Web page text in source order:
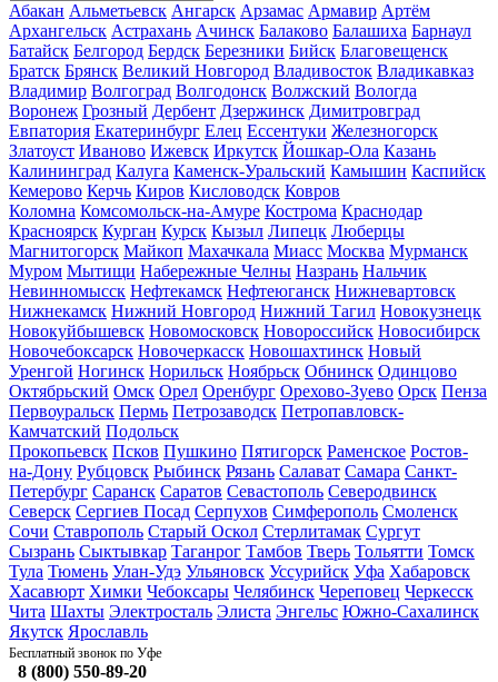
Абакан Альметьевск Ангарск Арзамас Армавир Артём
Архангельск Астрахань Ачинск Балаково Балашиха Барнаул
Батайск Белгород Бердск Березники Бийск Благовещенск
Братск Брянск Великий Новгород Владивосток Владикавказ
Владимир Волгоград Волгодонск Волжский Вологда
Воронеж Грозный Дербент Дзержинск Димитровград
Евпатория Екатеринбург Елец Ессентуки Железногорск
Златоуст Иваново Ижевск Иркутск Йошкар-Ола Казань
Калининград Калуга Каменск-Уральский Камышин Каспийск
Кемерово Керчь Киров Кисловодск Ковров
Коломна Комсомольск-на-Амуре Кострома Краснодар
Красноярск Курган Курск Кызыл Липецк Люберцы
Магнитогорск Майкоп Махачкала Миасс Москва Мурманск
Муром Мытищи Набережные Челны Назрань Нальчик
Невинномысск Нефтекамск Нефтеюганск Нижневартовск
Нижнекамск Нижний Новгород Нижний Тагил Новокузнецк
Новокуйбышевск Новомосковск Новороссийск Новосибирск
Новочебоксарск Новочеркасск Новошахтинск Новый
Уренгой Ногинск Норильск Ноябрьск Обнинск Одинцово
Октябрьский Омск Орел Оренбург Орехово-Зуево Орск Пенза
Первоуральск Пермь Петрозаводск Петропавловск-
Камчатский Подольск
Прокопьевск Псков Пушкино Пятигорск Раменское Ростов-
на-Дону Рубцовск Рыбинск Рязань Салават Самара Санкт-
Петербург Саранск Саратов Севастополь Северодвинск
Северск Сергиев Посад Серпухов Симферополь Смоленск
Сочи Ставрополь Старый Оскол Стерлитамак Сургут
Сызрань Сыктывкар Таганрог Тамбов Тверь Тольятти Томск
Тула Тюмень Улан-Удэ Ульяновск Уссурийск Уфа Хабаровск
Хасавюрт Химки Чебоксары Челябинск Череповец Черкесск
Чита Шахты Электросталь Элиста Энгельс Южно-Сахалинск
Якутск Ярославль
Бесплатный звонок по Уфе
8 (800) 550-89-20